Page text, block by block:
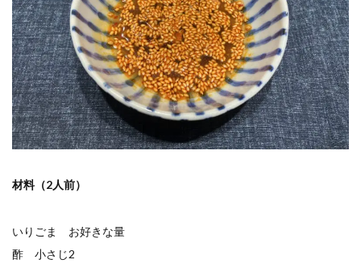
材料（2人前）
いりごま お好きな量
酢 小さじ2